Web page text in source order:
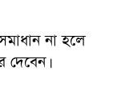
না হলে
দেবেন।